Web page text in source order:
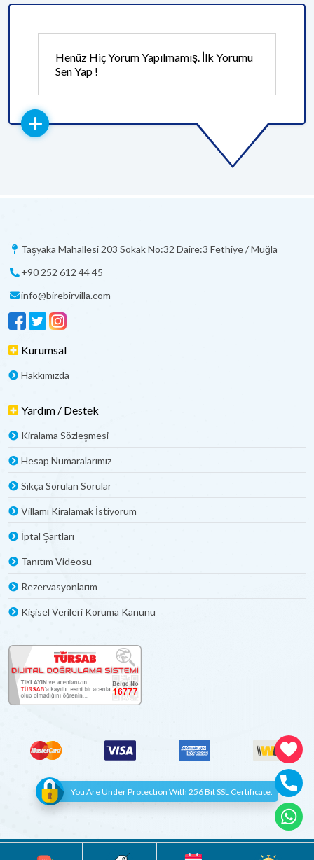
Henüz Hiç Yorum Yapılmamış. İlk Yorumu
Sen Yap !
Taşyaka Mahallesi 203 Sokak No:32 Daire:3 Fethiye / Muğla
+90 252 612 44 45
info@birebirvilla.com
Kurumsal
Hakkımızda
Yardım / Destek
Kiralama Sözleşmesi
Hesap Numaralarımız
Sıkça Sorulan Sorular
Villamı Kiralamak İstiyorum
İptal Şartları
Tanıtım Videosu
Rezervasyonlarım
Kişisel Verileri Koruma Kanunu
You Are Under Protection With 256 Bit SSL Certificate.
© Copyright 2012 - 2022 | All Rights Reserved